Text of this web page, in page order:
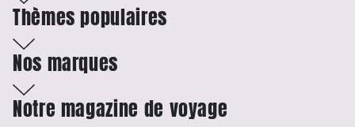
Thèmes populaires
Nos marques
Notre magazine de voyage